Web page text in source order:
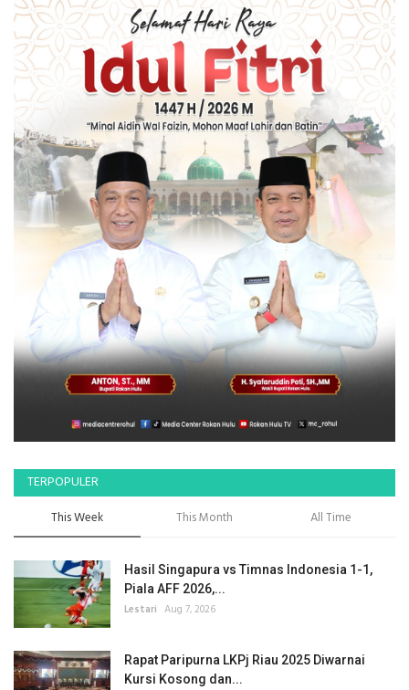
TERPOPULER
This Week This Month All Time
Hasil Singapura vs Timnas Indonesia 1-1,
Piala AFF 2026,...
Lestari Aug 7, 2026
Rapat Paripurna LKPj Riau 2025 Diwarnai
Kursi Kosong dan...